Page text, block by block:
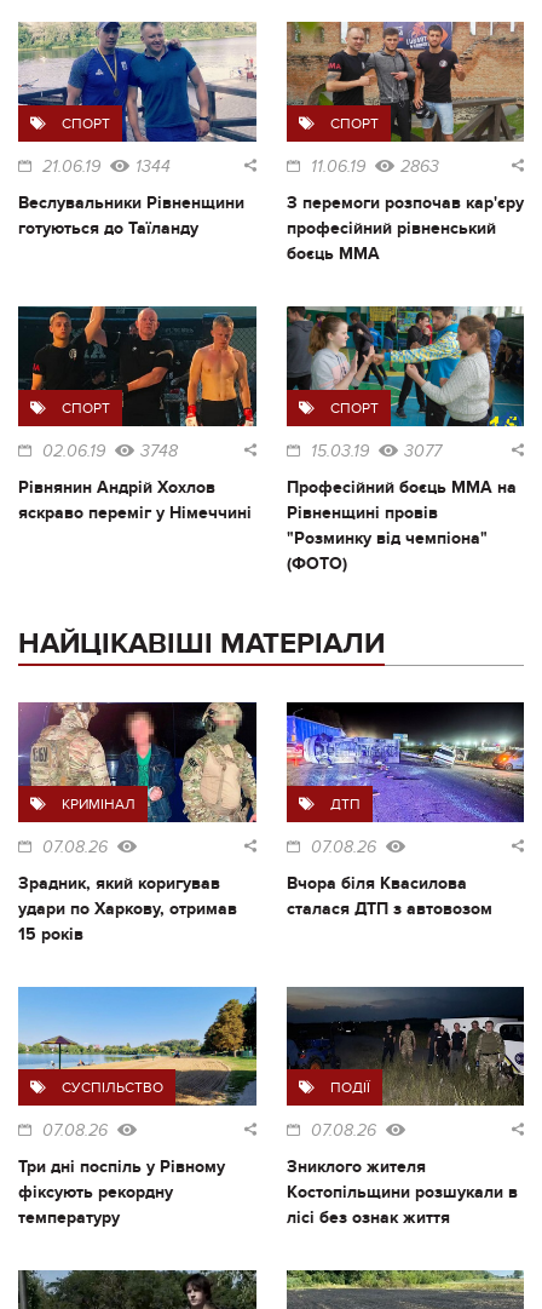
СПОРТ
21.06.19 1344
Веслувальники Рівненщини
готуються до Таїланду
СПОРТ
11.06.19 2863
З перемоги розпочав кар'єру
професійний рівненський
боєць ММА
СПОРТ
02.06.19 3748
Рівнянин Андрій Хохлов
яскраво переміг у Німеччині
СПОРТ
15.03.19 3077
Професійний боєць ММА на
Рівненщині провів
"Розминку від чемпіона"
(ФОТО)
НАЙЦІКАВІШІ МАТЕРІАЛИ
КРИМІНАЛ
07.08.26
Зрадник, який коригував
удари по Харкову, отримав
15 років
ДТП
07.08.26
Вчора біля Квасилова
сталася ДТП з автовозом
СУСПІЛЬСТВО
07.08.26
Три дні поспіль у Рівному
фіксують рекордну
температуру
ПОДІЇ
07.08.26
Зниклого жителя
Костопільщини розшукали в
лісі без ознак життя